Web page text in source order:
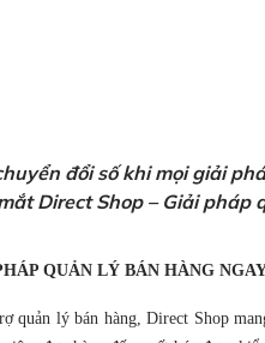
đổi số khi mọi giải
Direct Shop – Giải
QUẢN LÝ BÁN HÀNG
quản lý bán hàng, Direct Shop